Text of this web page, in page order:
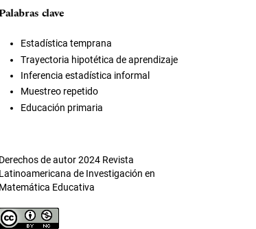
clave
Estadística temprana
Trayectoria hipotética de aprendizaje
Inferencia estadística informal
Muestreo repetido
Educación primaria
Derechos de autor 2024 Revista
Latinoamericana de Investigación en
Matemática Educativa